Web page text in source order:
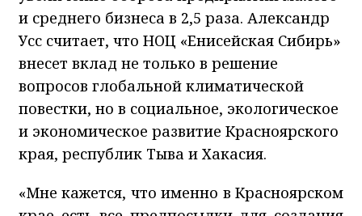
и среднего бизнеса в 2,5 раза. Александр
Усс считает, что НОЦ «Енисейская Сибирь»
внесет вклад не только в решение
вопросов глобальной климатической
повестки, но в социальное, экологическое
и экономическое развитие Красноярского
края, республик Тыва и Хакасия.
«Мне кажется, что именно в Красноярском